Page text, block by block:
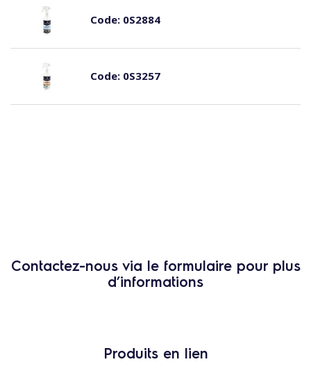
Code:0S2884
Code:0S3257
Contactez-nous via le formulaire pour plus
d’informations
Produits en lien